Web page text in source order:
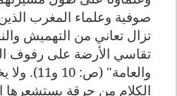
صوفية وعلماء المغرب
تزال تعاني من التهميش
تقاسي الأرضة على رفوف
والعامة"
الكلام من حرقة يستشعرها